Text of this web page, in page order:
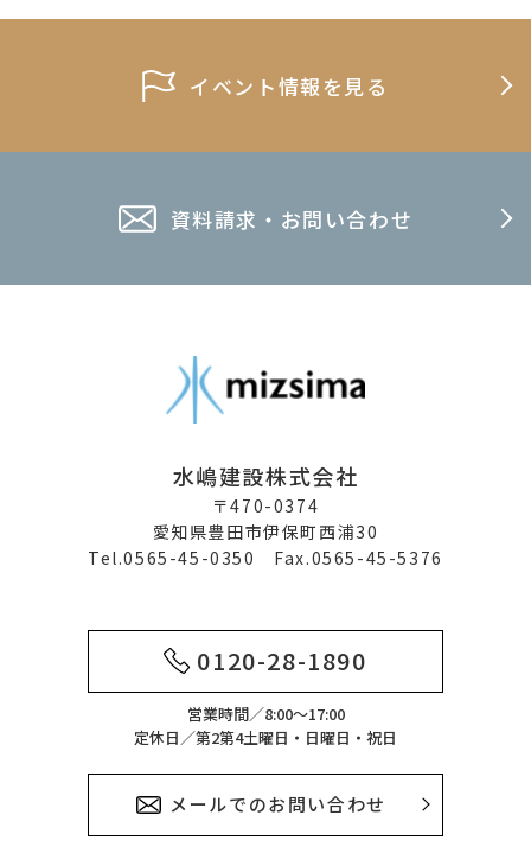
イベント情報を見る
資料請求・お問い合わせ
水嶋建設株式会社
〒470-0374
愛知県豊田市伊保町西浦30
Tel.0565-45-0350 Fax.0565-45-5376
0120-28-1890
営業時間／8:00～17:00
定休日／第2第4土曜日・日曜日・祝日
メールでのお問い合わせ